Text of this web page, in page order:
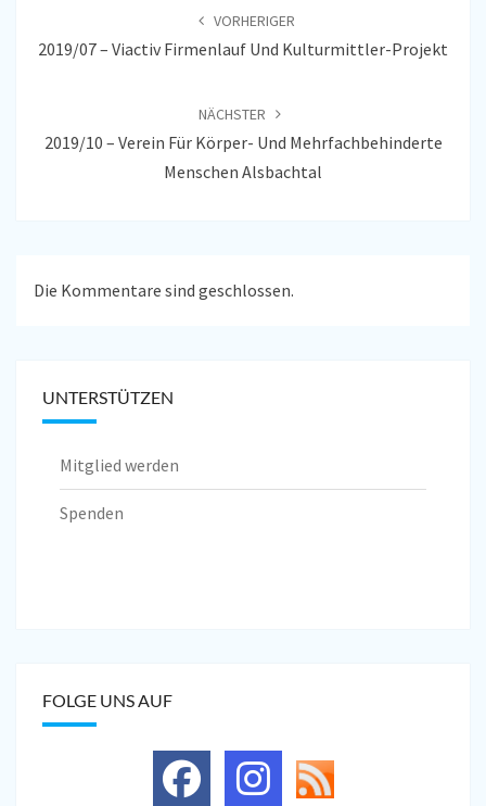
VORHERIGER
2019/07 – Viactiv Firmenlauf Und Kulturmittler-Projekt
NÄCHSTER
2019/10 – Verein Für Körper- Und Mehrfachbehinderte
Menschen Alsbachtal
Die Kommentare sind geschlossen.
UNTERSTÜTZEN
Mitglied werden
Spenden
FOLGE UNS AUF